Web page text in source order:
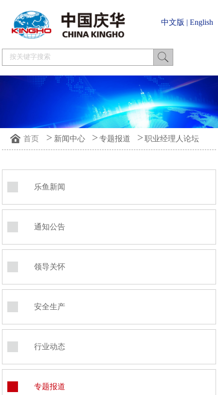
中文版 | English
首页 > 新闻中心 > 专题报道 > 职业经理人论坛
乐鱼新闻
通知公告
领导关怀
安全生产
行业动态
专题报道